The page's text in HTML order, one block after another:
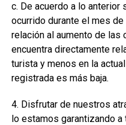
c. De acuerdo a lo anterior
ocurrido durante el mes
relación al aumento de
encuentra directamente
turista y menos en la
registrada es más baja.
4. Disfrutar de nuestros
lo estamos garantizando